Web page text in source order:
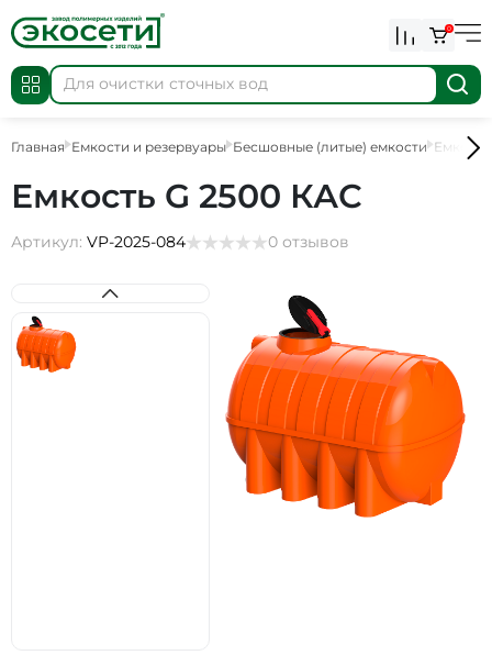
0
Главная Емкости и резервуары Бесшовные (литые) емкости
Емкость G 2500 КАС
Артикул: VP-2025-084 0 отзывов